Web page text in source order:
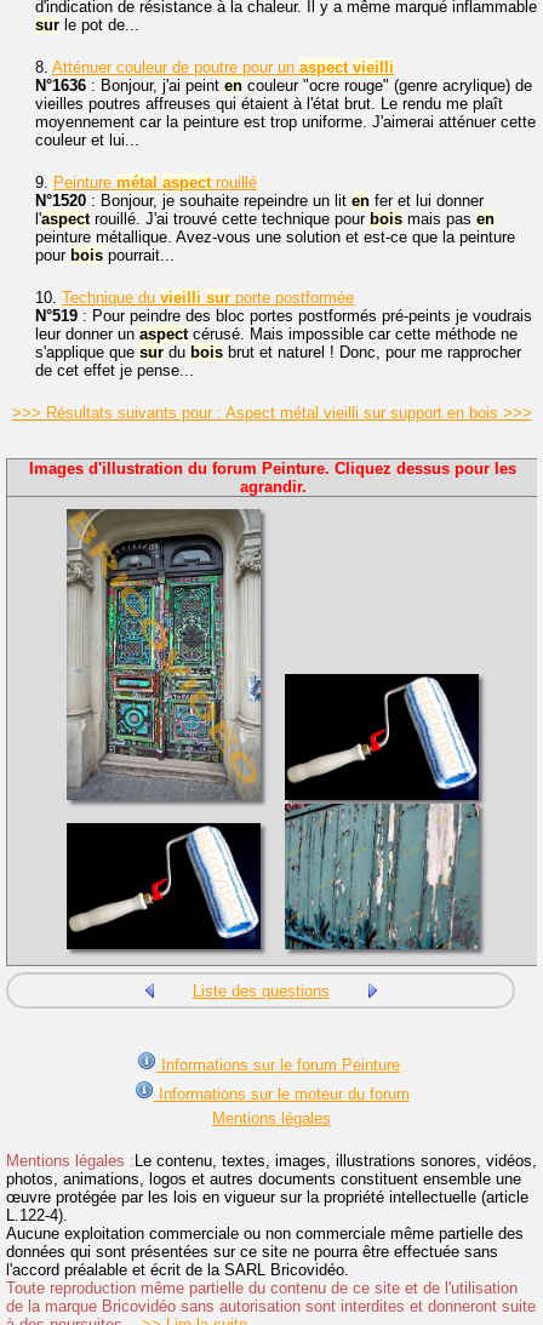
d'indication de résistance à la chaleur. Il y a même marqué inflammable
sur le pot de...
8. Atténuer couleur de poutre pour un aspect vieilli
N°1636 : Bonjour, j'ai peint en couleur "ocre rouge" (genre acrylique) de
vieilles poutres affreuses qui étaient à l'état brut. Le rendu me plaît
moyennement car la peinture est trop uniforme. J'aimerai atténuer cette
couleur et lui...
9. Peinture métal aspectrouillé
N°1520 : Bonjour, je souhaite repeindre un lit en fer et lui donner
l'aspectrouillé. J'ai trouvé cette technique pour bois mais pas en
peinture métallique. Avez-vous une solution et est-ce que la peinture
pour bois pourrait...
10. Technique du vieilli sur porte postformée
N°519 : Pour peindre des bloc portes postformés pré-peints je voudrais
leur donner un aspectcérusé. Mais impossible car cette méthode ne
s'applique que sur du bois brut et naturel ! Donc, pour me rapprocher
de cet effet je pense...
>>> Résultats suivants pour : Aspect métal vieilli sur support en bois >>>
Images d'illustration du forum Peinture. Cliquez dessus pour les
agrandir.
Liste des questions
Informations sur le forum Peinture
Informations sur le moteur du forum
Mentions légales
Mentions légales : Le contenu, textes, images, illustrations sonores, vidéos,
photos, animations, logos et autres documents constituent ensemble une
œuvre protégée par les lois en vigueur sur la propriété intellectuelle (article
L.122-4).
Aucune exploitation commerciale ou non commerciale même partielle des
données qui sont présentées sur ce site ne pourra être effectuée sans
l'accord préalable et écrit de la SARL Bricovidéo.
Toute reproduction même partielle du contenu de ce site et de l'utilisation
de la marque Bricovidéo sans autorisation sont interdites et donneront suite